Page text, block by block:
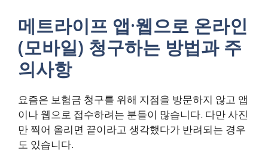
메트라이프 앱·웹으로 온라인
(모바일) 청구하는 방법과 주
의사항
요즘은 보험금 청구를 위해 지점을 방문하지 않고 앱
이나 웹으로 접수하려는 분들이 많습니다. 다만 사진
만 찍어 올리면 끝이라고 생각했다가 반려되는 경우
도 있습니다.